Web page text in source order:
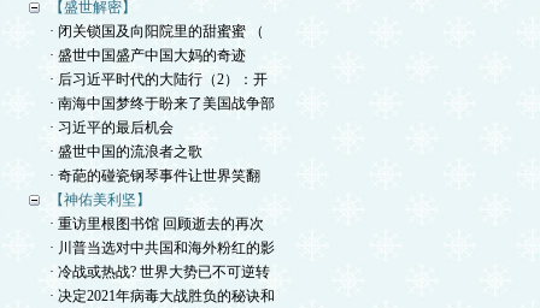
【盛世解密】
· 闭关锁国及向阳院里的甜蜜蜜 （
· 盛世中国盛产中国大妈的奇迹
· 后习近平时代的大陆行（2）：开
· 南海中国梦终于盼来了美国战争部
· 习近平的最后机会
· 盛世中国的流浪者之歌
· 奇葩的碰瓷钢琴事件让世界笑翻
【神佑美利坚】
· 重访里根图书馆 回顾逝去的再次
· 川普当选对中共国和海外粉红的影
· 冷战或热战? 世界大势已不可逆转
· 决定2021年病毒大战胜负的秘诀和